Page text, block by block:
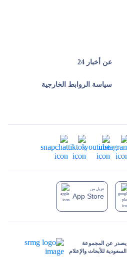
يصدر عن المجموعة
السعودية للأبحاث والإعلام
عن أخبار 24
سياسة الروابط الخارجية
تنزيل من
App Store